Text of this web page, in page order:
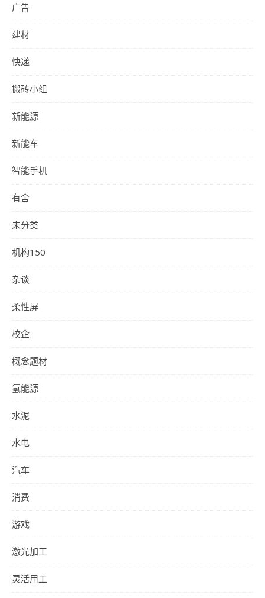
广告
建材
快递
搬砖小组
新能源
新能车
智能手机
有舍
未分类
机构150
杂谈
柔性屏
校企
概念题材
氢能源
水泥
水电
汽车
消费
游戏
激光加工
灵活用工